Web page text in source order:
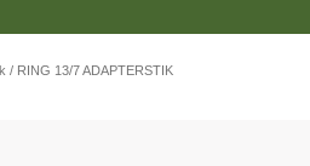
/ RING 13/7 ADAPTERSTIK